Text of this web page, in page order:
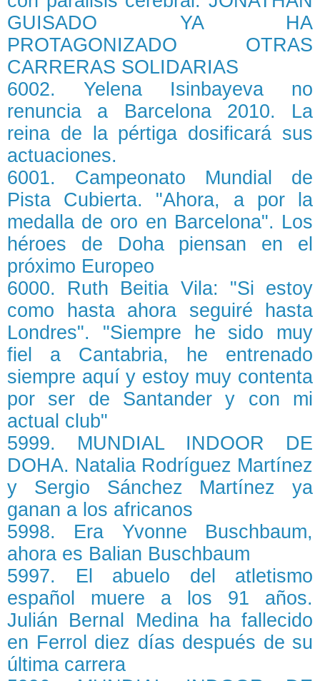
GUISADO YA HA
PROTAGONIZADO OTRAS
CARRERAS SOLIDARIAS
6002. Yelena Isinbayeva no
renuncia a Barcelona 2010. La
reina de la pértiga dosificará sus
actuaciones.
6001. Campeonato Mundial de
Pista Cubierta. "Ahora, a por la
medalla de oro en Barcelona". Los
héroes de Doha piensan en el
próximo Europeo
6000. Ruth Beitia Vila: "Si estoy
como hasta ahora seguiré hasta
Londres". "Siempre he sido muy
fiel a Cantabria, he entrenado
siempre aquí y estoy muy contenta
por ser de Santander y con mi
actual club"
5999. MUNDIAL INDOOR DE
DOHA. Natalia Rodríguez Martínez
y Sergio Sánchez Martínez ya
ganan a los africanos
5998. Era Yvonne Buschbaum,
ahora es Balian Buschbaum
5997. El abuelo del atletismo
español muere a los 91 años.
Julián Bernal Medina ha fallecido
en Ferrol diez días después de su
última carrera